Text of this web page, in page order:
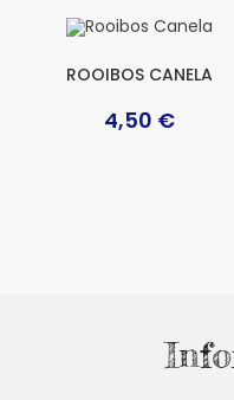
ROOIBOS CANELA
4,50 €